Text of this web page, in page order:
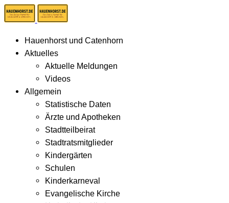
Hauenhorst und Catenhorn
Aktuelles
Aktuelle Meldungen
Videos
Allgemein
Statistische Daten
Ärzte und Apotheken
Stadtteilbeirat
Stadtratsmitglieder
Kindergärten
Schulen
Kinderkarneval
Evangelische Kirche